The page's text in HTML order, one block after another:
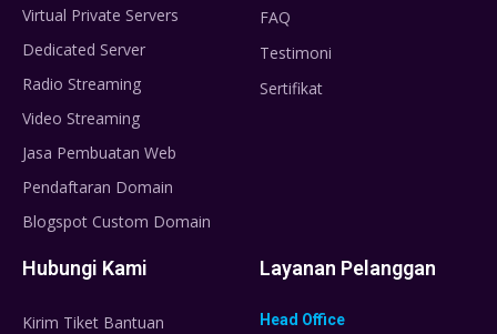
Virtual Private Servers
Dedicated Server
Radio Streaming
Video Streaming
Jasa Pembuatan Web
Pendaftaran Domain
Blogspot Custom Domain
FAQ
Testimoni
Sertifikat
Hubungi Kami
Kirim Tiket Bantuan
Layanan Pelanggan
Head Office